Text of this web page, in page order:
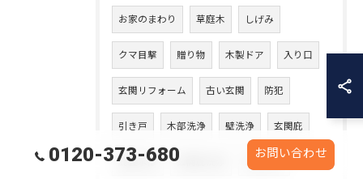
お家のまわり 草庭木 しげみ
クマ目撃 贈り物 木製ドア 入り口
玄関リフォーム 古い玄関 防犯
引き戸 木部洗浄 壁洗浄 玄関庇
庇裏木部 玄関庇洗浄 木部洗い
0120-373-680 お問い合わせ